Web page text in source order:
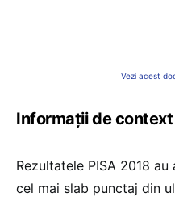
Vezi acest
Informații de context
Rezultatele PISA 2018
cel mai slab punctaj din